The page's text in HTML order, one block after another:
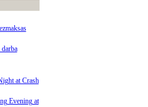
at Crash
Evening at